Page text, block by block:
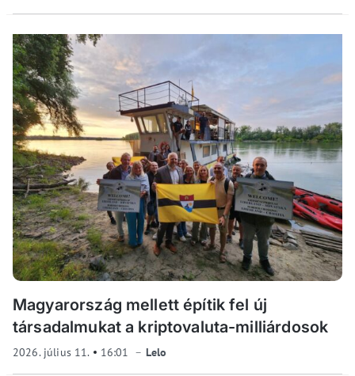
Magyarország mellett építik fel új
társadalmukat a kriptovaluta-milliárdosok
2026. július 11. 16:01 Lelo